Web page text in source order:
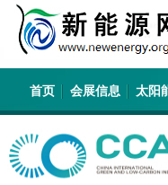
首页 会展信息 太阳